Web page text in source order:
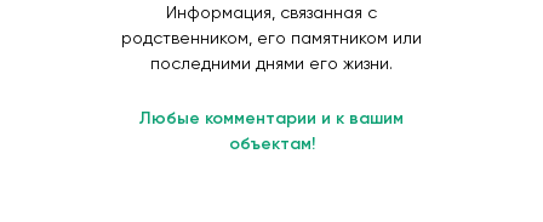
Информация, связанная с
родственником, его памятником или
последними днями его жизни.
Любые комментарии и к вашим
объектам!